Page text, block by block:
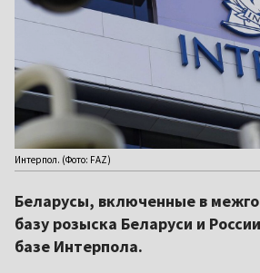
Интерпол. (Фото: FAZ)
Беларусы, включенные в
базу розыска Беларуси и
базе Интерпола.